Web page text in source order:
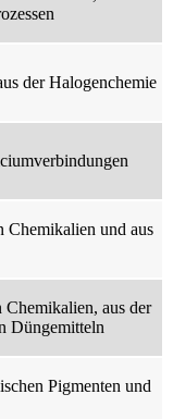
der Halogenchemie
Chemikalien und aus
aus der
Düngemitteln
Pigmenten und